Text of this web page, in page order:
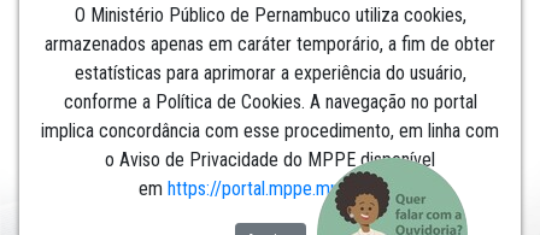
O Ministério Público de Pernambuco utiliza cookies,
armazenados apenas em caráter temporário, a fim de obter
estatísticas para aprimorar a experiência do usuário,
conforme a Política de Cookies. A navegação no portal
implica concordância com esse procedimento, em linha com
o Aviso de Privacidade do MPPE disponível
em https://portal.mppe.mp.br/lgpd.​​​​​​​
Institucional
Comunicação